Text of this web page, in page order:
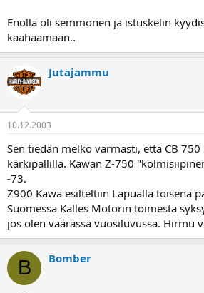
Enolla oli semmonen ja istuskelin
kaahaamaan..
Jutajammu
10.12.2003
Sen tiedän melko varmasti, että CB
kärkipallilla. Kawan Z-750
-73.
Z900 Kawa esilteltiin Lapualla toisena
Suomessa Kalles Motorin toimesta
jos olen väärässä vuosiluvussa. Hirmu
B Bomber